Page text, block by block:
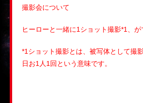
撮影会について
ヒーローと一緒に1ショット撮影*1、が
*1ショット撮影とは、被写体として撮
日お1人1回という意味です。